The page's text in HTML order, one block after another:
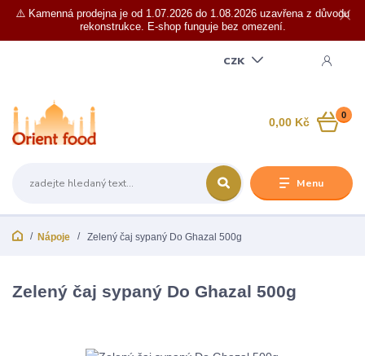
⚠️ Kamenná prodejna je od 1.07.2026 do 1.08.2026 uzavřena z důvodu
rekonstrukce. E-shop funguje bez omezení.
Menu
CZK
0
0,00 Kč
Nápoje Zelený čaj sypaný Do Ghazal 500g
Zelený čaj sypaný Do Ghazal 500g